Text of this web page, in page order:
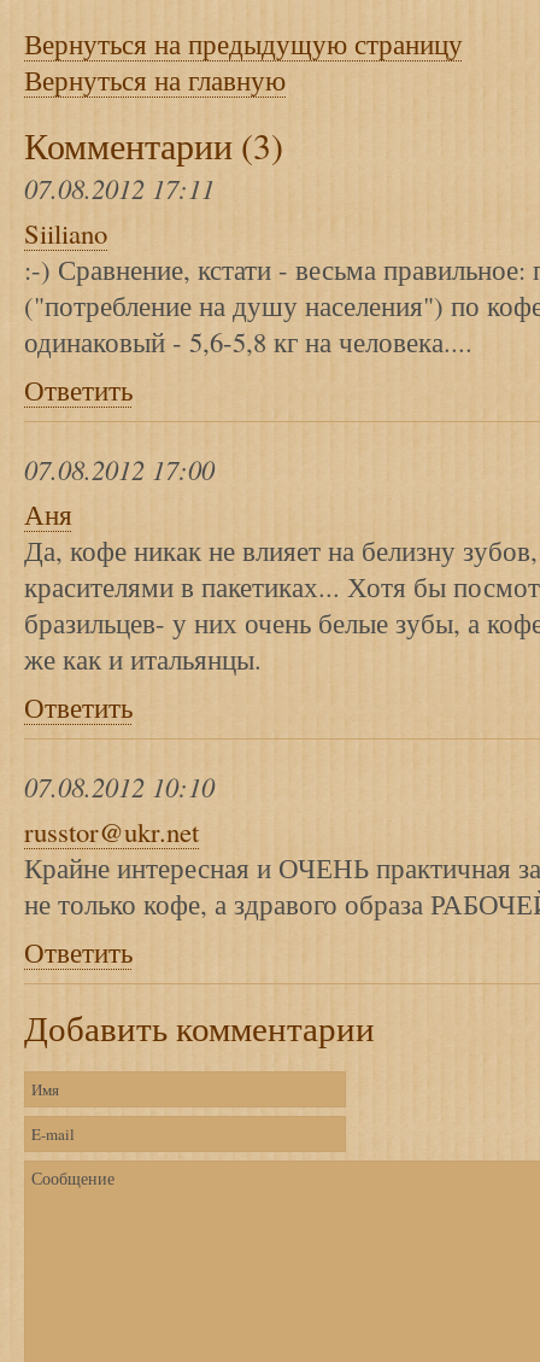
Вернуться на предыдущую страницу
Вернуться на главную
Комментарии (3)
07.08.2012 17:11
Siiliano
:-) Сравнение, кстати - весьма правильное:
("потребление на душу населения") по
одинаковый - 5,6-5,8 кг на человека....
Ответить
07.08.2012 17:00
Аня
Да, кофе никак не влияет на белизну
красителями в пакетиках... Хотя бы
бразильцев- у них очень белые зубы, а
же как и итальянцы.
Ответить
07.08.2012 10:10
russtor@ukr.net
Крайне интересная и ОЧЕНЬ практичная
не только кофе, а здравого образа
Ответить
Добавить комментарии